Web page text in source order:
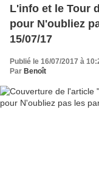
L'info et le Tour
pour N'oubliez
15/07/17
Publié le 16/07/2017 à
Par Benoît